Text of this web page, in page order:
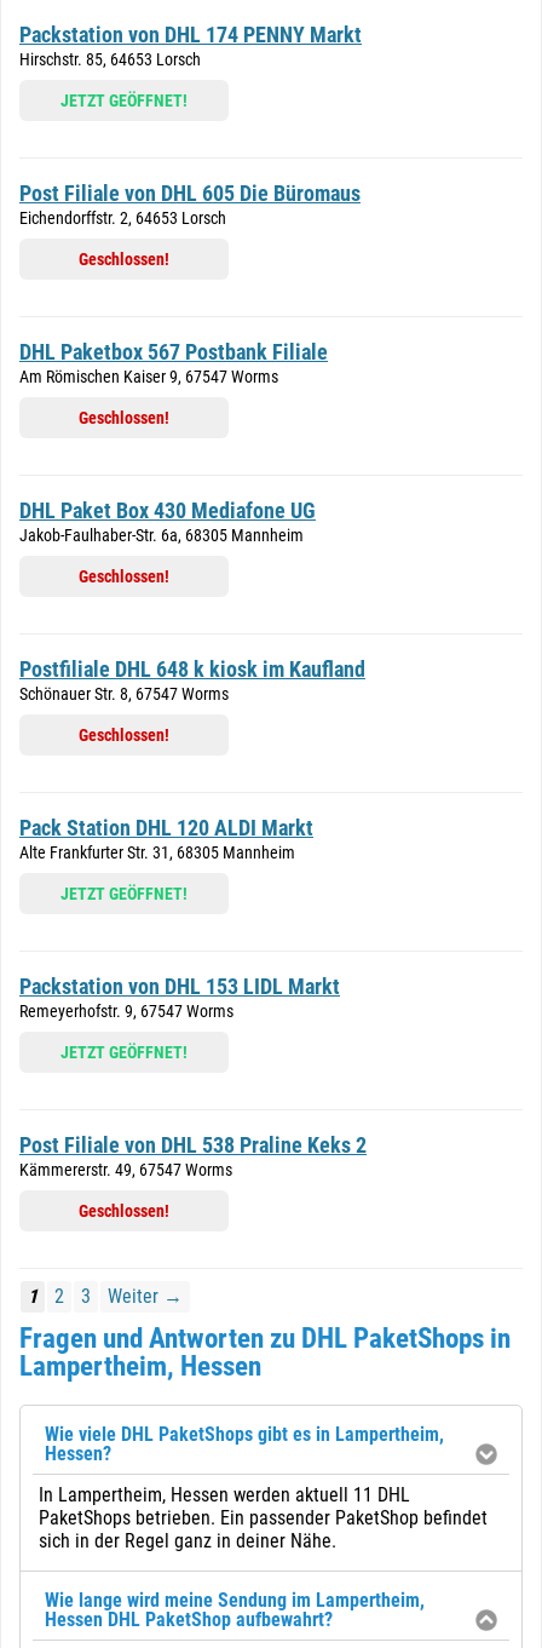
Packstation von DHL 174 PENNY Markt
Hirschstr. 85, 64653 Lorsch
JETZT GEÖFFNET!
Post Filiale von DHL 605 Die Büromaus
Eichendorffstr. 2, 64653 Lorsch
Geschlossen!
DHL Paketbox 567 Postbank Filiale
Am Römischen Kaiser 9, 67547 Worms
Geschlossen!
DHL Paket Box 430 Mediafone UG
Jakob-Faulhaber-Str. 6a, 68305 Mannheim
Geschlossen!
Postfiliale DHL 648 k kiosk im Kaufland
Schönauer Str. 8, 67547 Worms
Geschlossen!
Pack Station DHL 120 ALDI Markt
Alte Frankfurter Str. 31, 68305 Mannheim
JETZT GEÖFFNET!
Packstation von DHL 153 LIDL Markt
Remeyerhofstr. 9, 67547 Worms
JETZT GEÖFFNET!
Post Filiale von DHL 538 Praline Keks 2
Kämmererstr. 49, 67547 Worms
Geschlossen!
1 2 3 Weiter →
Fragen und Antworten zu DHL PaketShops in
Lampertheim, Hessen
Wie viele DHL PaketShops gibt es in Lampertheim,
Hessen?
In Lampertheim, Hessen werden aktuell 11 DHL
PaketShops betrieben. Ein passender PaketShop befindet
sich in der Regel ganz in deiner Nähe.
Wie lange wird meine Sendung im Lampertheim,
Hessen DHL PaketShop aufbewahrt?